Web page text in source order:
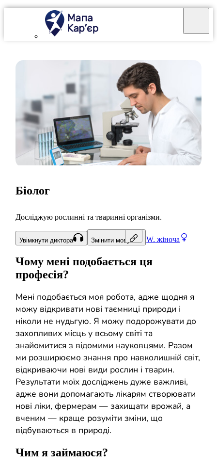
W. жіноча
Біолог
Досліджую рослинні та тваринні організми.
Увімкнути диктора Змінити мову
Чому мені подобається ця
професія?
Мені подобається моя робота, адже щодня я
можу відкривати нові таємниці природи і
ніколи не нудьгую. Я можу подорожувати до
захопливих місць у всьому світі та
знайомитися з відомими науковцями. Разом
ми розширюємо знання про навколишній світ,
відкриваючи нові види рослин і тварин.
Результати моїх досліджень дуже важливі,
адже вони допомагають лікарям створювати
нові ліки, фермерам — захищати врожай, а
вченим — краще розуміти зміни, що
відбуваються в природі.
Чим я займаюся?